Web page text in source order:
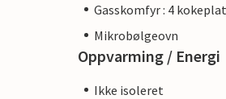
Gasskomfyr : 4
Mikrobølgeovn
Oppvarming / Energi
Ikke isoleret